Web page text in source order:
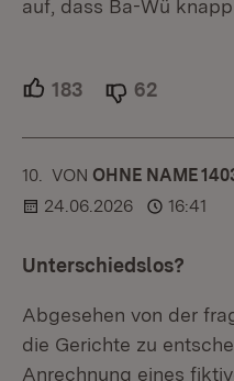
auf, dass Ba-Wü
183 Unterstützer.
62
10. KOMMENTAR
VON :OHNE NAME
24.06.2026
16:41
Unterschiedslos?
Abgesehen von der
die Gerichte zu
Anrechnung eines